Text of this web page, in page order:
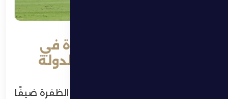
الظفرة ضيفًا على الوحدة في
ثمن نهائي كأس رئيس الدولة
يحل الفريق الأول لكرة القدم بنادي الظفرة ضيفًا